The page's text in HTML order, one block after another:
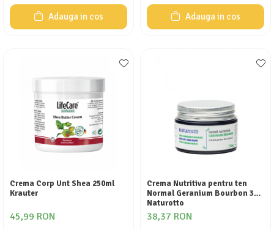
Adauga in cos Adauga in cos
Crema Corp Unt Shea 250ml
Krauter
45,99 RON
Crema Nutritiva pentru ten
Normal Geranium Bourbon 30g
Naturotto
38,37 RON